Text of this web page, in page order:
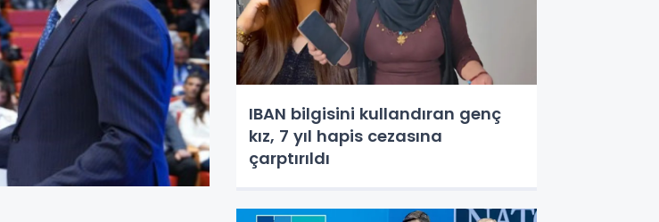
IBAN bilgisini kullandıran genç
kız, 7 yıl hapis cezasına
çarptırıldı